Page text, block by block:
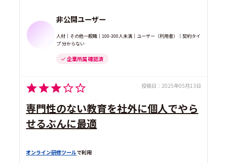
非公開ユーザー
人材｜その他一般職｜100-300人未満｜ユーザー（利用者）｜契約タイ
プ 分からない
企業所属 確認済
投稿日： 2025年05月13日
専門性のない教育を社外に個人でやら
せるぶんに最適
オンライン研修ツールで利用